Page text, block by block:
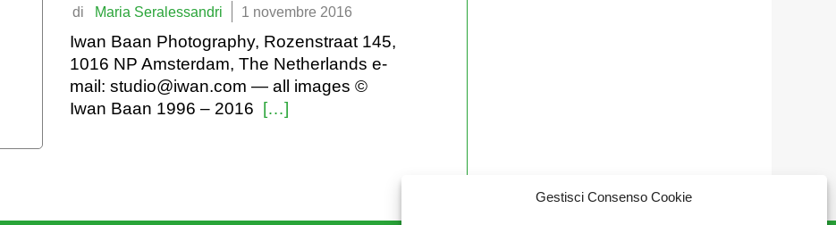
Gestisci Consenso Cookie
by Maria Seralessandri 1 novembre 2016
Iwan Baan Photography, Rozenstraat 145,
1016 NP Amsterdam, The Netherlands e-
mail: studio@iwan.com — all images ©
Iwan Baan 1996 – 2016
[…]